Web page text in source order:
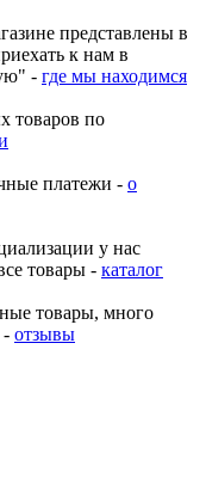
представлены в
к нам в
- где мы находимся
товаров по
платежи - о
у нас
товары - каталог
товары, много
- отзывы